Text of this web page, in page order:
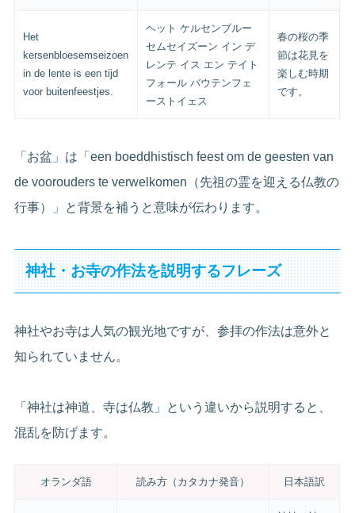
Het
kersenbloesemseizoen
in de lente is een tijd
voor buitenfeestjes.
ヘット ケルセンブルー
セムセイズーン イン デ
レンテ イス エン テイト
フォール バウテンフェ
ーストイェス
春の桜の季
節は花見を
楽しむ時期
です。
「お盆」は「een boeddhistisch feest om de geesten van
de voorouders te verwelkomen（先祖の霊を迎える仏教の
行事）」と背景を補うと意味が伝わります。
神社・お寺の作法を説明するフレーズ
神社やお寺は人気の観光地ですが、参拝の作法は意外と
知られていません。
「神社は神道、寺は仏教」という違いから説明すると、
混乱を防げます。
オランダ語 読み方（カタカナ発音） 日本語訳